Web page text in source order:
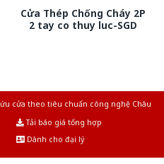
Cửa Thép Chống Cháy 2P
2 tay co thuy luc-SGD
cửa theo tiêu chuẩn công nghệ Châu
Tải báo giá tổng hợp
Dành cho đại lý